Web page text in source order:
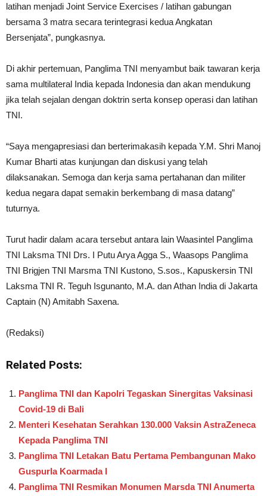
latihan menjadi Joint Service Exercises / latihan gabungan
bersama 3 matra secara terintegrasi kedua Angkatan
Bersenjata”, pungkasnya.
Di akhir pertemuan, Panglima TNI menyambut baik tawaran kerja
sama multilateral India kepada Indonesia dan akan mendukung
jika telah sejalan dengan doktrin serta konsep operasi dan latihan
TNI.
“Saya mengapresiasi dan berterimakasih kepada Y.M. Shri Manoj
Kumar Bharti atas kunjungan dan diskusi yang telah
dilaksanakan. Semoga dan kerja sama pertahanan dan militer
kedua negara dapat semakin berkembang di masa datang”
tuturnya.
Turut hadir dalam acara tersebut antara lain Waasintel Panglima
TNI Laksma TNI Drs. I Putu Arya Agga S., Waasops Panglima
TNI Brigjen TNI Marsma TNI Kustono, S.sos., Kapuskersin TNI
Laksma TNI R. Teguh Isgunanto, M.A. dan Athan India di Jakarta
Captain (N) Amitabh Saxena.
(Redaksi)
Related Posts:
Panglima TNI dan Kapolri Tegaskan Sinergitas Vaksinasi
Covid-19 di Bali
Menteri Kesehatan Serahkan 130.000 Vaksin AstraZeneca
Kepada Panglima TNI
Panglima TNI Letakan Batu Pertama Pembangunan Mako
Guspurla Koarmada I
Panglima TNI Resmikan Monumen Marsda TNI Anumerta